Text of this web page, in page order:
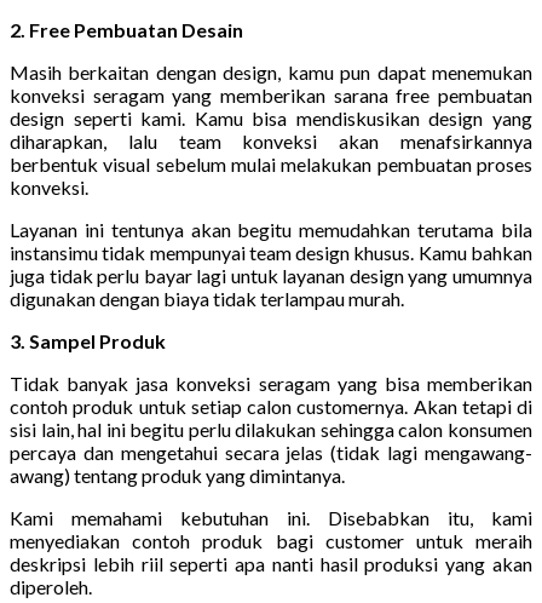
2. Free Pembuatan Desain
Masih berkaitan dengan design, kamu pun dapat menemukan
konveksi seragam yang memberikan sarana free pembuatan
design seperti kami. Kamu bisa mendiskusikan design yang
diharapkan, lalu team konveksi akan menafsirkannya
berbentuk visual sebelum mulai melakukan pembuatan proses
konveksi.
Layanan ini tentunya akan begitu memudahkan terutama bila
instansimu tidak mempunyai team design khusus. Kamu bahkan
juga tidak perlu bayar lagi untuk layanan design yang umumnya
digunakan dengan biaya tidak terlampau murah.
3. Sampel Produk
Tidak banyak jasa konveksi seragam yang bisa memberikan
contoh produk untuk setiap calon customernya. Akan tetapi di
sisi lain, hal ini begitu perlu dilakukan sehingga calon konsumen
percaya dan mengetahui secara jelas (tidak lagi mengawang-
awang) tentang produk yang dimintanya.
Kami memahami kebutuhan ini. Disebabkan itu, kami
menyediakan contoh produk bagi customer untuk meraih
deskripsi lebih riil seperti apa nanti hasil produksi yang akan
diperoleh.